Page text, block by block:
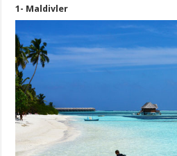
1- Maldivler